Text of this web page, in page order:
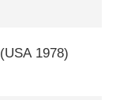
(USA 1978)